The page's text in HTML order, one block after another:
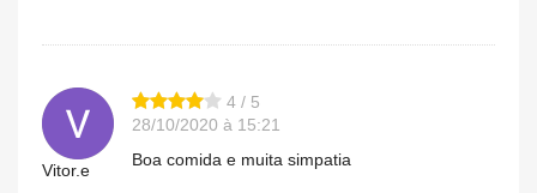
Vitor.e
4 / 5
28/10/2020 à 15:21
Boa comida e muita simpatia